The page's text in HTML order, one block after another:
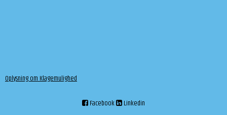
Oplysning om Klagemulighed
Facebook Linkedin